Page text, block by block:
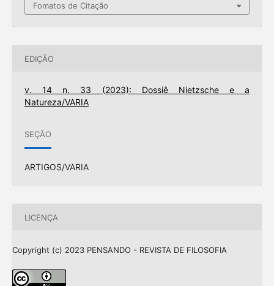
Fomatos de Citação
EDIÇÃO
v. 14 n. 33 (2023): Dossiê Nietzsche e a
Natureza/VARIA
SEÇÃO
ARTIGOS/VARIA
LICENÇA
Copyright (c) 2023 PENSANDO - REVISTA DE FILOSOFIA